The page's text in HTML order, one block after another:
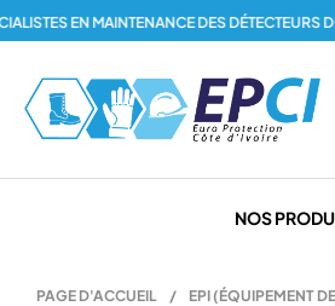
EN MAINTENANCE DES DÉTECTEURS DE
NOS
PAGE D'ACCUEIL / EPI (ÉQUIPEMENT